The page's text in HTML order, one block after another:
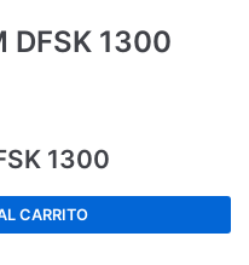
DFSK 1300
1300
CARRITO